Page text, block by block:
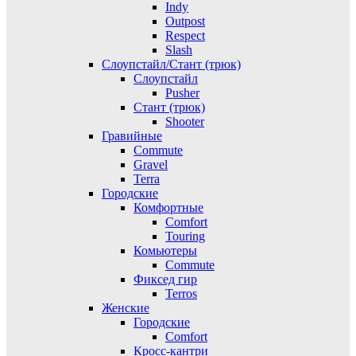
Indy
Outpost
Respect
Slash
Слоупстайл/Стант (трюк)
Слоупстайл
Pusher
Стант (трюк)
Shooter
Гравийные
Commute
Gravel
Terra
Городские
Комфортные
Comfort
Touring
Комьютеры
Commute
Фиксед гир
Terros
Женские
Городские
Comfort
Кросс-кантри